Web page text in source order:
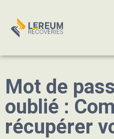
Mot de
oublié :
récupérer